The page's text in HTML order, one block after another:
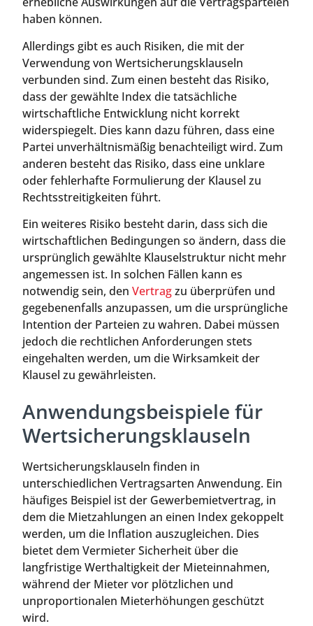
haben können.
Allerdings gibt es auch Risiken, die mit der
Verwendung von Wertsicherungsklauseln
verbunden sind. Zum einen besteht das Risiko,
dass der gewählte Index die tatsächliche
wirtschaftliche Entwicklung nicht korrekt
widerspiegelt. Dies kann dazu führen, dass eine
Partei unverhältnismäßig benachteiligt wird. Zum
anderen besteht das Risiko, dass eine unklare
oder fehlerhafte Formulierung der Klausel zu
Rechtsstreitigkeiten führt.
Ein weiteres Risiko besteht darin, dass sich die
wirtschaftlichen Bedingungen so ändern, dass die
ursprünglich gewählte Klauselstruktur nicht mehr
angemessen ist. In solchen Fällen kann es
notwendig sein, den Vertragzu überprüfen und
gegebenenfalls anzupassen, um die ursprüngliche
Intention der Parteien zu wahren. Dabei müssen
jedoch die rechtlichen Anforderungen stets
eingehalten werden, um die Wirksamkeit der
Klausel zu gewährleisten.
Anwendungsbeispiele für
Wertsicherungsklauseln
Wertsicherungsklauseln finden in
unterschiedlichen Vertragsarten Anwendung. Ein
häufiges Beispiel ist der Gewerbemietvertrag, in
dem die Mietzahlungen an einen Index gekoppelt
werden, um die Inflation auszugleichen. Dies
bietet dem Vermieter Sicherheit über die
langfristige Werthaltigkeit der Mieteinnahmen,
während der Mieter vor plötzlichen und
unproportionalen Mieterhöhungen geschützt
wird.